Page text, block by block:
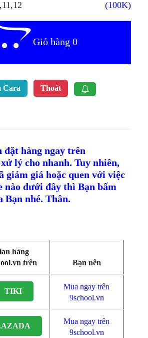
(100K)
Giỏ hàng 0
Cara Thoát
đặt hàng ngay trên
lý cho nhanh. Tuy nhiên,
giảm giá hoặc quen với việc
nào dưới đây thì Bạn bấm
Bạn nhé. Thân.
hàng
trên
Bạn nên
TIKI
Mua ngay trên
9school.vn
Mua ngay trên
9school.vn